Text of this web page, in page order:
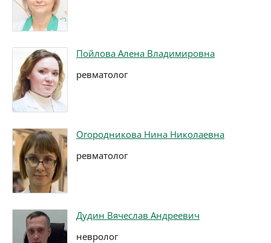
Пойлова Алена Владимировна
ревматолог
Огородникова Нина Николаевна
ревматолог
Дудин Вячеслав Андреевич
невролог